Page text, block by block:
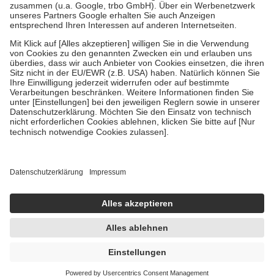
Verordnung.
Um das Engagement der Versicherten für ihre eigene Gesundheit zu
stärken und die besondere Stellung der Familie zu unterstützen,
fallenkeine Zuzahlungenan bei:
• Kindern und Jugendlichen bis zum vollendeten 18. Lebensjahr
mit Ausnahme der Fahrkosten
• Untersuchungen zur Vorsorge und Früherkennung, die von der
GKV getragen werden
• empfohlenen Schutzimpfungen
• Harn- und Blutteststreifen
getroffen, um sicherzustellen, dass es sich um echte Bewertungen
https://help.etrusted.com/hc/de/articles/4419944605341
Einige Bilder und Inhalte wurden unter Zuhilfenahme künstlicher